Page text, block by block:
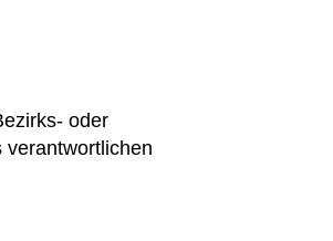
oder
verantwortlichen